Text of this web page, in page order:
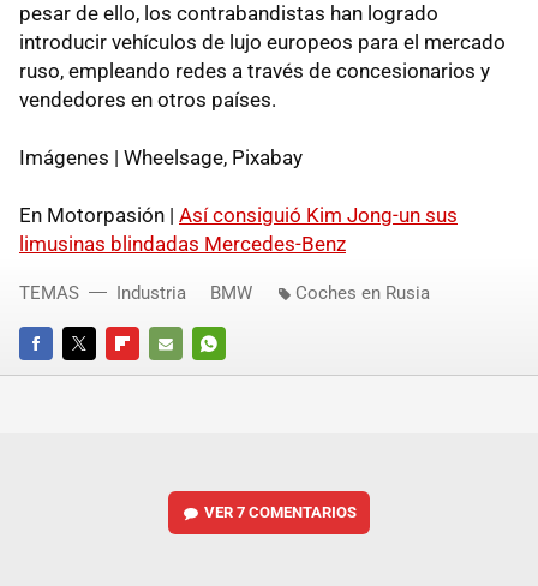
pesar de ello, los contrabandistas han logrado
introducir vehículos de lujo europeos para el mercado
ruso, empleando redes a través de concesionarios y
vendedores en otros países.
Imágenes | Wheelsage, Pixabay
En Motorpasión | Así consiguió Kim Jong-un sus
limusinas blindadas Mercedes-Benz
FACEBOOKTWITTERFLIPBOARD
E-
WHATSAPP
TEMAS Industria BMW Coches en Rusia
VER7 COMENTARIOS